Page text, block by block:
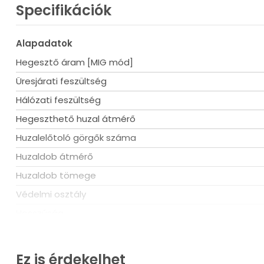
Melyiket
Tovább
2026. márc.
Specifikációk
Alapadatok
Hegesztő áram [MIG mód]
Üresjárati feszültség
Hálózati feszültség
Hegeszthető huzal átmérő
Huzalelőtoló görgők száma
Huzaldob átmérő
Huzaldob tömege
Védelmi osztály
Magasság
Ez is érdekelhet